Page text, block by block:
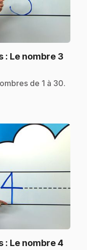
: Le nombre 3
de 1 à 30.
: Le nombre 4